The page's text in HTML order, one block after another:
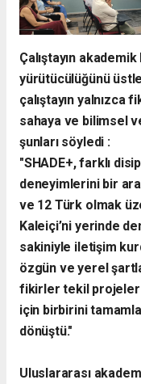
​Çalıştayın
yürütücülüğünü
çalıştayın yalnızca
sahaya ve bilimsel
şunları söyledi :
​"SHADE+, farklı
deneyimlerini bir
ve 12 Türk olmak
Kaleiçi’ni yerinde
sakiniyle iletişim
özgün ve yerel
fikirler tekil projeler
için birbirini
dönüştü."
​Uluslararası